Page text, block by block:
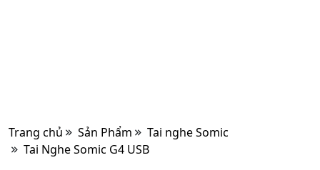
Trang chủ Sản Phẩm
Tai nghe Somic
Tai Nghe Somic G4 USB